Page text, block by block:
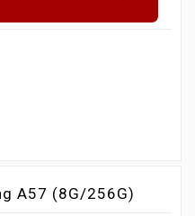
A57 (8G/256G)